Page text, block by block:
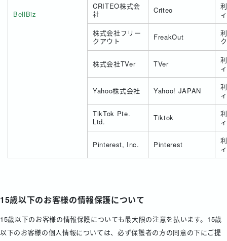
BellBiz
CRITEO株式会
社
Criteo
株式会社フリー
クアウト
FreakOut
株式会社TVer TVer
Yahoo株式会社 Yahoo! JAPAN
TikTok Pte.
Ltd.
Tiktok
Pinterest, Inc. Pinterest
15歳以下のお客様の情報保護について
15歳以下のお客様の情報保護についても最大限の注意を払います。15歳
以下のお客様の個人情報については、必ず保護者の方の同意の下にご提